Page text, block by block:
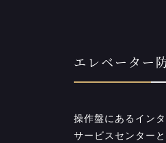
エレベーター
操作盤にあるイン
サービスセンター